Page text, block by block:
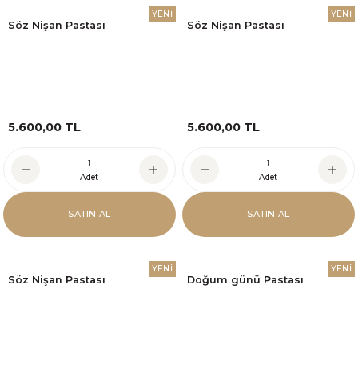
YENİ
Söz Nişan Pastası
5.600,00 TL
Adet
SATIN AL
YENİ
Söz Nişan Pastası
5.600,00 TL
Adet
SATIN AL
YENİ
Söz Nişan Pastası
YENİ
Doğum günü Pastası